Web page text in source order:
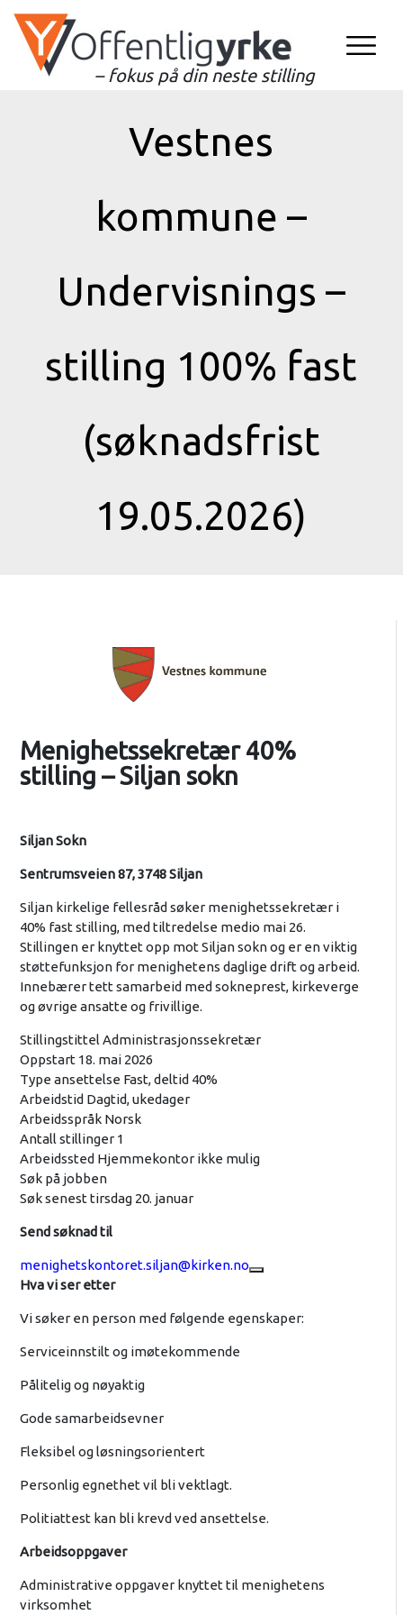
– fokus på din neste stilling
Vestnes
kommune –
Undervisnings –
stilling 100% fast
(søknadsfrist
19.05.2026)
Menighetssekretær 40%
stilling – Siljan sokn
Siljan Sokn
Sentrumsveien 87, 3748 Siljan
Siljan kirkelige fellesråd søker menighetssekretær i
40% fast stilling, med tiltredelse medio mai 26.
Stillingen er knyttet opp mot Siljan sokn og er en viktig
støttefunksjon for menighetens daglige drift og arbeid.
Innebærer tett samarbeid med sokneprest, kirkeverge
og øvrige ansatte og frivillige.
Stillingstittel Administrasjonssekretær
Oppstart 18. mai 2026
Type ansettelse Fast, deltid 40%
Arbeidstid Dagtid, ukedager
Arbeidsspråk Norsk
Antall stillinger 1
Arbeidssted Hjemmekontor ikke mulig
Søk på jobben
Søk senest tirsdag 20. januar
Send søknad til
menighetskontoret.siljan@kirken.no
Hva vi ser etter
Vi søker en person med følgende egenskaper:
Serviceinnstilt og imøtekommende
Pålitelig og nøyaktig
Gode samarbeidsevner
Fleksibel og løsningsorientert
Personlig egnethet vil bli vektlagt.
Politiattest kan bli krevd ved ansettelse.
Arbeidsoppgaver
Administrative oppgaver knyttet til menighetens
virksomhet